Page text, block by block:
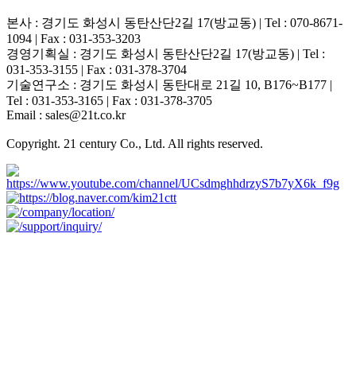
본사 : 경기도 화성시 동탄산단2길 17(방교동) | Tel : 070-8671-
1094 | Fax : 031-353-3203
경영기획실 : 경기도 화성시 동탄산단2길 17(방교동) | Tel :
031-353-3155 | Fax : 031-378-3704
기술연구소 : 경기도 화성시 동탄대로 21길 10, B176~B177 |
Tel : 031-353-3165 | Fax : 031-378-3705
Email : sales@21t.co.kr
Copyright. 21 century Co., Ltd. All rights reserved.